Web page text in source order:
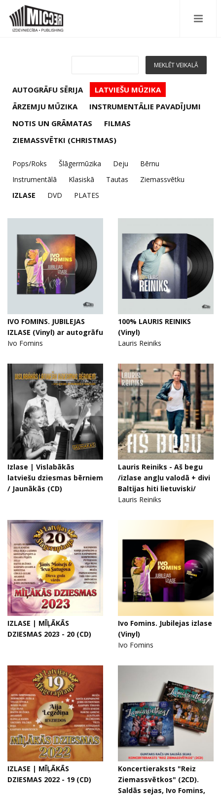
AUTOGRĀFU SĒRIJA
LATVIEŠU MŪZIKA
ĀRZEMJU MŪZIKA
INSTRUMENTĀLIE PAVADĪJUMI
NOTIS UN GRĀMATAS
FILMAS
ZIEMASSVĒTKI (CHRISTMAS)
Pops/Roks Šlāgermūzika Deju
Bērnu
Instrumentālā
Klasiskā Tautas
Ziemassvētku
IZLASE
DVD PLATES
IVO FOMINS. JUBILEJAS
IZLASE (Vinyl) ar autogrāfu
Ivo Fomins
100% LAURIS REINIKS
(Vinyl)
Lauris Reiniks
Izlase | Vislabākās
latviešu dziesmas bērniem
/ Jaunākās (CD)
Lauris Reiniks - Aš begu
/izlase angļu valodā + divi
Baltijas hiti lietuviski/
Lauris Reiniks
IZLASE | MĪĻĀKĀS
DZIESMAS 2023 - 20 (CD)
Ivo Fomins. Jubilejas izlase
(Vinyl)
Ivo Fomins
IZLASE | MĪĻĀKĀS
DZIESMAS 2022 - 19 (CD)
Koncertieraksts "Reiz
Ziemassvētkos" (2CD).
Saldās sejas, Ivo Fomins,